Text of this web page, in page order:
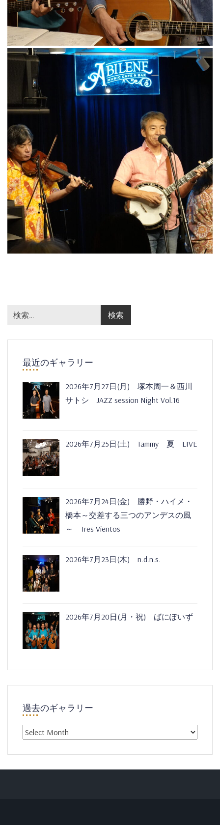
最近のギャラリー
2026年7月27日(月) 塚本周一＆西川
サトシ JAZZ session Night Vol.16
2026年7月25日(土) Tammy 夏 LIVE
2026年7月24日(金) 勝野・ハイメ・
橋本～交差する三つのアンデスの風
～ Tres Vientos
2026年7月23日(木) n.d.n.s.
2026年7月20日(月・祝) ばにぽいず
過去のギャラリー